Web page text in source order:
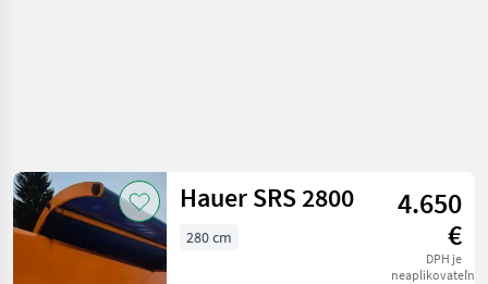
Hauer SRS 2800
4.650
€
DPH je
neaplikovateľné
280 cm